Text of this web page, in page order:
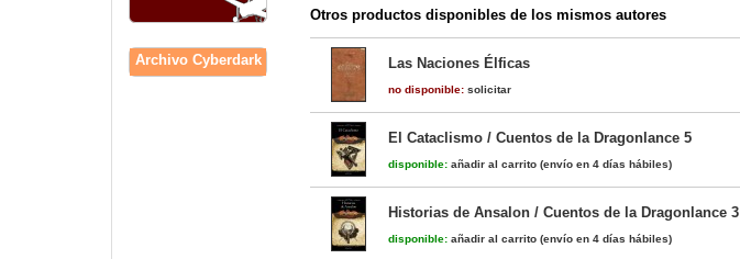
Archivo Cyberdark
Otros productos disponibles de los mismos autores
Las Naciones Élficas
no disponible: solicitar
El Cataclismo / Cuentos de la Dragonlance 5
disponible: añadir al carrito (envío en 4 días hábiles)
Historias de Ansalon / Cuentos de la Dragonlance 3
disponible: añadir al carrito (envío en 4 días hábiles)